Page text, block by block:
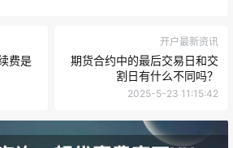
费是
开户最新资讯
期货合约中的最后交易日和交
割日有什么不同吗？
2025-5-23 11:15:42